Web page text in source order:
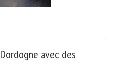
avec des